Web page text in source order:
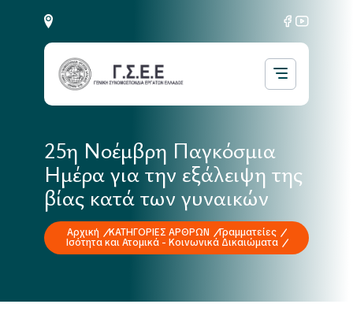
25η Νοέμβρη Παγκόσμια
Ημέρα για την εξάλειψη της
βίας κατά των γυναικών
Αρχική ΚΑΤΗΓΟΡΙΕΣ ΑΡΘΡΩΝ
Γραμματείες
Ισότητα και Ατομικά - Κοινωνικά Δικαιώματα